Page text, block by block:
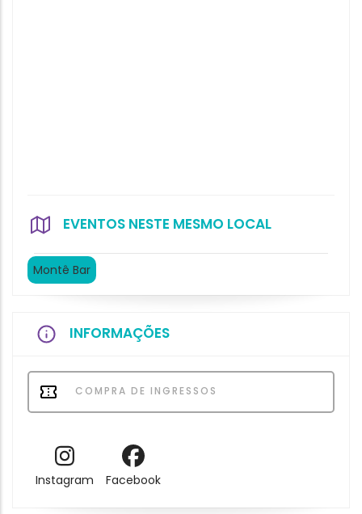
EVENTOS NESTE MESMO LOCAL
Montê Bar
INFORMAÇÕES
COMPRA DE INGRESSOS
Instagram Facebook